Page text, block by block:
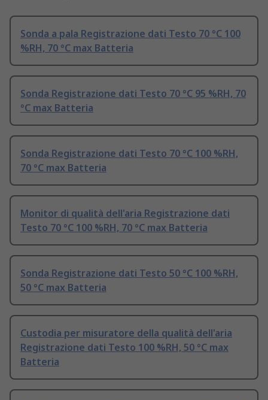
Sonda a pala Registrazione dati Testo 70 °C 100
%RH, 70 °C max Batteria
Sonda Registrazione dati Testo 70 °C 95 %RH, 70
°C max Batteria
Sonda Registrazione dati Testo 70 °C 100 %RH,
70 °C max Batteria
Monitor di qualità dell'aria Registrazione dati
Testo 70 °C 100 %RH, 70 °C max Batteria
Sonda Registrazione dati Testo 50 °C 100 %RH,
50 °C max Batteria
Custodia per misuratore della qualità dell'aria
Registrazione dati Testo 100 %RH, 50 °C max
Batteria